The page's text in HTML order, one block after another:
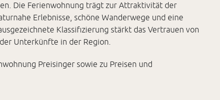
Die Ferienwohnung trägt zur Attraktivität der
Erlebnisse, schöne Wanderwege und eine
Klassifizierung stärkt das Vertrauen von
Unterkünfte in der Region.
Preisinger sowie zu Preisen und